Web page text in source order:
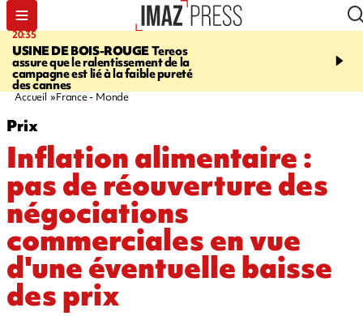
20:35
USINE DE BOIS-ROUGETereos
assure que le ralentissement de la
campagne est lié à la faible pureté
des cannes
05:30
téléphérique Papang à
Accueil France - Monde
Prix
Inflation alimentaire :
pas de réouverture des
négociations
commerciales en vue
d'une éventuelle baisse
des prix